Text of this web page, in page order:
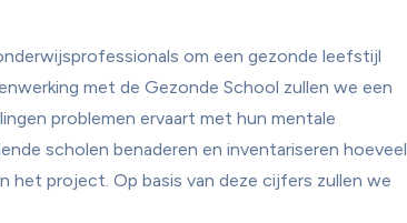
om een gezonde leefstijl
met de Gezonde School zullen we een
problemen ervaart met hun mentale
scholen benaderen en inventariseren hoeveel
het project. Op basis van deze cijfers zullen we